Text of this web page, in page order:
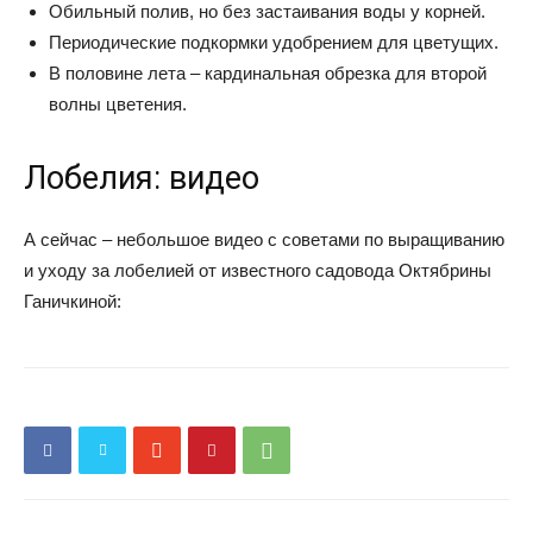
Обильный полив, но без застаивания воды у корней.
Периодические подкормки удобрением для цветущих.
В половине лета – кардинальная обрезка для второй
волны цветения.
Лобелия: видео
А сейчас – небольшое видео с советами по выращиванию
и уходу за лобелией от известного садовода Октябрины
Ганичкиной: